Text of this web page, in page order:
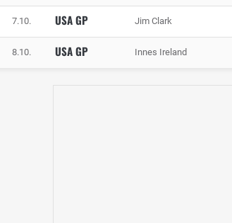
7.10. USA GP Jim Clark
8.10. USA GP Innes Ireland